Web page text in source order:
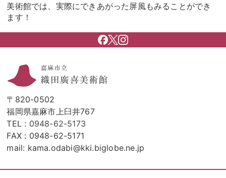
美術館では、実際にできあがった屏風もみることができ
ます！
〒820-0502
福岡県嘉麻市上臼井767
TEL : 0948-62-5173
FAX : 0948-62-5171
mail: kama.odabi@kki.biglobe.ne.jp